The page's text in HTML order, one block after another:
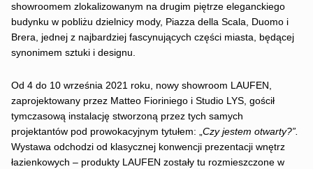
showroomem zlokalizowanym na drugim piętrze eleganckiego
budynku w pobliżu dzielnicy mody, Piazza della Scala, Duomo i
Brera, jednej z najbardziej fascynujących części miasta, będącej
synonimem sztuki i designu.
Od 4 do 10 września 2021 roku, nowy showroom LAUFEN,
zaprojektowany przez Matteo Fioriniego i Studio LYS, gościł
tymczasową instalację stworzoną przez tych samych
projektantów pod prowokacyjnym tytułem: „Czy jestem otwarty?”.
Wystawa odchodzi od klasycznej konwencji prezentacji wnętrz
łazienkowych – produkty LAUFEN zostały tu rozmieszczone w